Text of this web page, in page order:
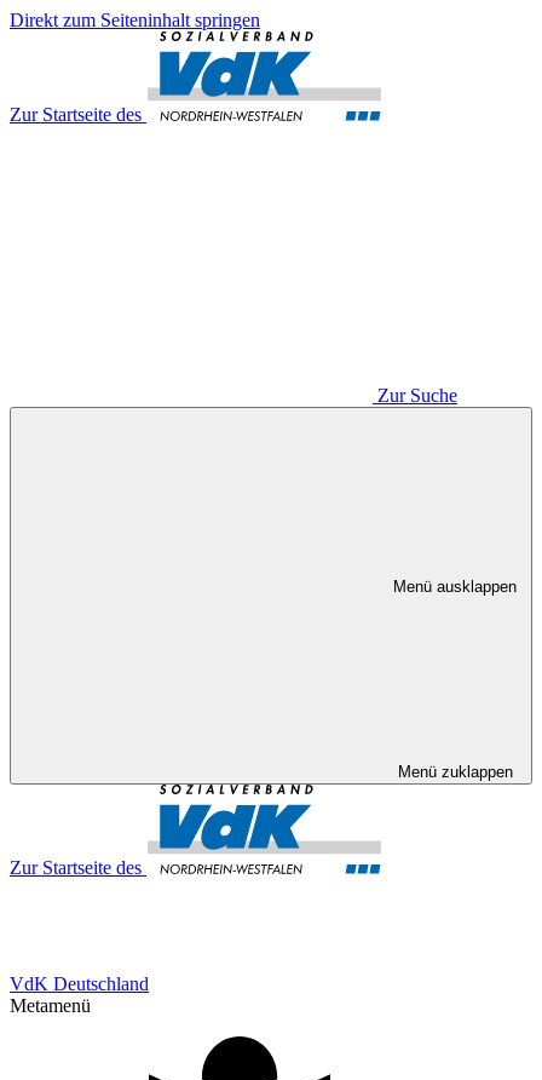
Direkt zum Seiteninhalt springen
Zur Startseite des
Zur Suche
Menü ausklappen
Menü zuklappen
Zur Startseite des
VdK Deutschland
Metamenü